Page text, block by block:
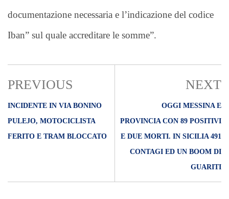
documentazione necessaria e l’indicazione del codice
Iban” sul quale accreditare le somme”.
PREVIOUS
INCIDENTE IN VIA BONINO
PULEJO, MOTOCICLISTA
FERITO E TRAM BLOCCATO
NEXT
OGGI MESSINA E
PROVINCIA CON 89 POSITIVI
E DUE MORTI. IN SICILIA 491
CONTAGI ED UN BOOM DI
GUARITI